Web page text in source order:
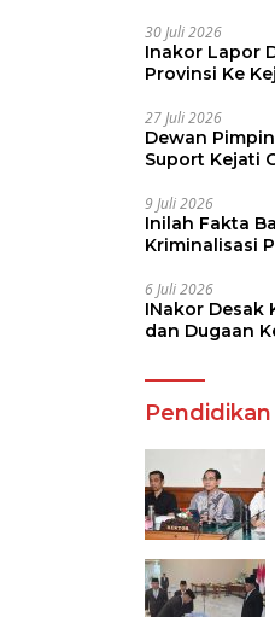
30 Juli 2026
Inakor Lapor
Provinsi Ke
27 Juli 2026
Dewan
Suport Kejati
9 Juli 2026
Inilah Fakta
Kriminalisasi
6 Juli 2026
INakor Desak
dan Dugaan
Pendidikan